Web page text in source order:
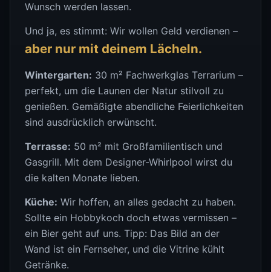
Wunsch werden lassen.
Und ja, es stimmt: Wir wollen Geld verdienen –
aber nur mit deinem Lächeln.
Wintergarten: 30 m² Fachwerkglas Terrarium –
perfekt, um die Launen der Natur stilvoll zu
genießen. Gemäßigte abendliche Feierlichkeiten
sind ausdrücklich erwünscht.
Terrasse: 50 m² mit Großfamilientisch und
Gasgrill. Mit dem Designer-Whirlpool wirst du
die kalten Monate lieben.
Küche: Wir hoffen, an alles gedacht zu haben.
Sollte ein Hobbykoch doch etwas vermissen –
ein Bier geht auf uns. Tipp: Das Bild an der
Wand ist ein Fernseher, und die Vitrine kühlt
Getränke.